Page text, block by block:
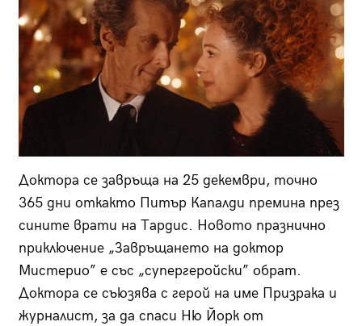
Доктора се завръща на 25 декември, точно
365 дни откакто Питър Капалди премина през
сините врати на Тардис. Новото празнично
приключение „Завръщането на доктор
Мистерио” е със „супергеройски” обрат.
Доктора се съюзява с герой на име Призрака и
журналист, за да спаси Ню Йорк от